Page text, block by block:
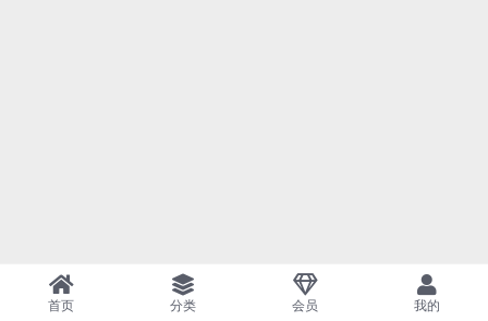
首页 分类 会员 我的